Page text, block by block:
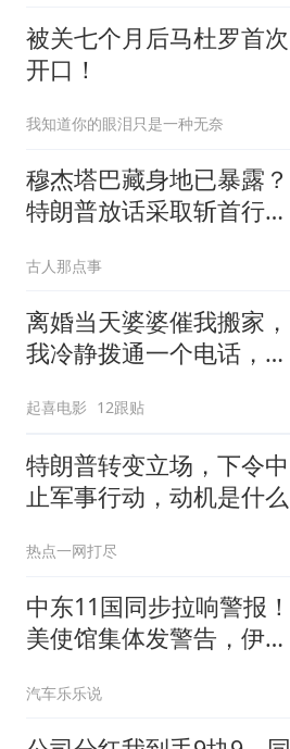
被关七个月后马杜罗首次
开口！
我知道你的眼泪只是一种无奈
穆杰塔巴藏身地已暴露？
特朗普放话采取斩首行
古人那点事
离婚当天婆婆催我搬家，
我冷静拨通一个电话，全
起喜电影 12跟贴
特朗普转变立场，下令中
止军事行动，动机是什么
热点一网打尽
中东11国同步拉响警报！
美使馆集体发警告，伊朗
汽车乐乐说